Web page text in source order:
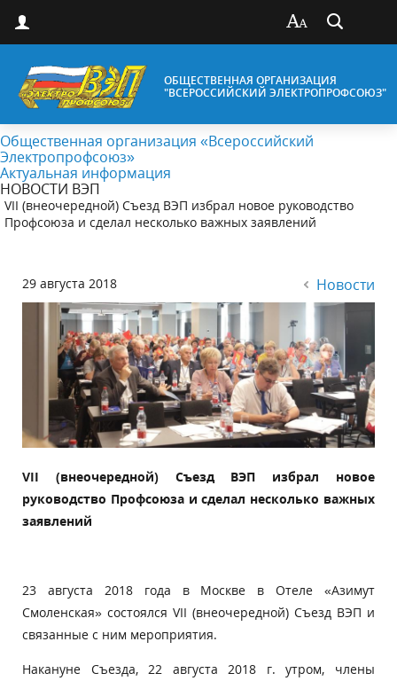
ОБЩЕСТВЕННАЯ ОРГАНИЗАЦИЯ
"ВСЕРОССИЙСКИЙ ЭЛЕКТРОПРОФСОЮЗ"
Общественная организация «Всероссийский
Электропрофсоюз»
Актуальная информация
НОВОСТИ ВЭП
VII (внеочередной) Съезд ВЭП избрал новое руководство
Профсоюза и сделал несколько важных заявлений
29 августа 2018 Новости
VII (внеочередной) Съезд ВЭП избрал новое
руководство Профсоюза и сделал несколько важных
заявлений
23 августа 2018 года в Москве в Отеле «Азимут
Смоленская» состоялся VII (внеочередной) Съезд ВЭП и
связанные с ним мероприятия.
Накануне Съезда, 22 августа 2018 г. утром, члены